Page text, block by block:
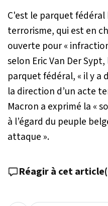
C'est le parquet
terrorisme, qui est en
ouverte pour «
selon Eric Van Der
parquet fédéral, « il y a
la direction d’un acte
Macron a exprimé la «
à l’égard du peuple
attaque ».
Réagir à cet article(